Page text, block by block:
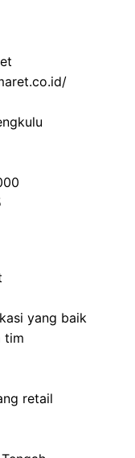
yang baik
tim
retail